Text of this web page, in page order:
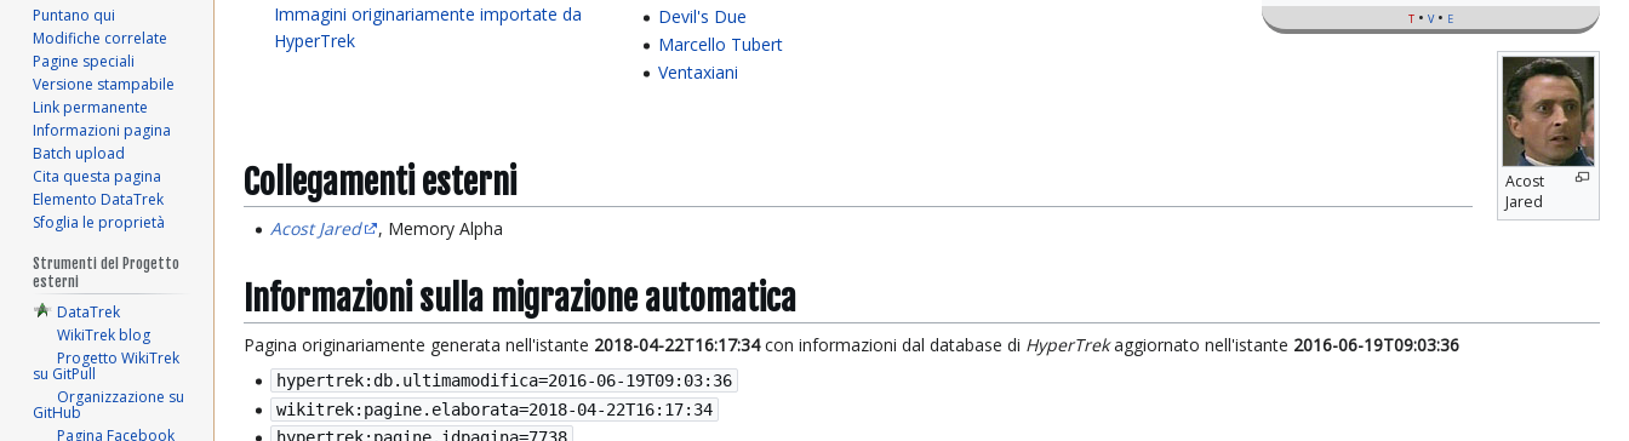
t v e
Acost
Jared
Immagini originariamente importate da
HyperTrek
Devil's Due
Marcello Tubert
Ventaxiani
Collegamenti esterni
Acost Jared , Memory Alpha
Informazioni sulla migrazione automatica
Pagina originariamente generata nell'istante 2018-04-22T16:17:34con informazioni dal database di HyperTrekaggiornato nell'istante 2016-06-19T09:03:36
hypertrek:db.ultimamodifica=2016-06-19T09:03:36
wikitrek:pagine.elaborata=2018-04-22T16:17:34
Puntano qui
Modifiche correlate
Pagine speciali
Versione stampabile
Link permanente
Informazioni pagina
Batch upload
Cita questa pagina
Elemento DataTrek
Sfoglia le proprietà
Strumenti del Progetto
esterni
DataTrek
WikiTrek blog
Progetto WikiTrek
su GitPull
Organizzazione su
GitHub
Pagina Facebook